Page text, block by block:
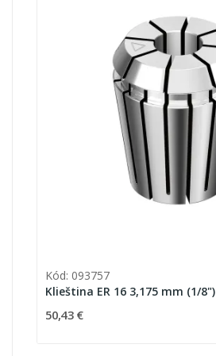
Kód: 093757
Klieština ER 16 3,175 mm (1/8")
50,43 €